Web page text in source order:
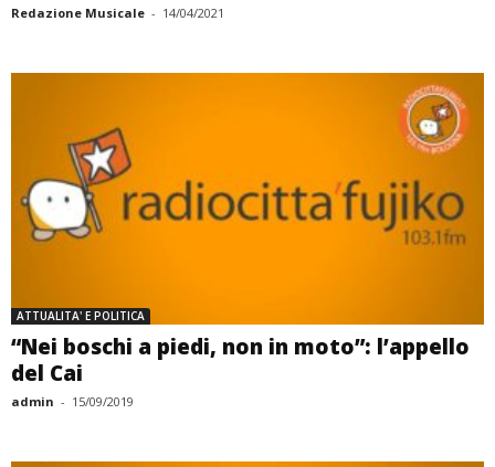
Redazione Musicale - 14/04/2021
ATTUALITA' E POLITICA
“Nei boschi a piedi, non in moto”: l’appello
del Cai
admin - 15/09/2019